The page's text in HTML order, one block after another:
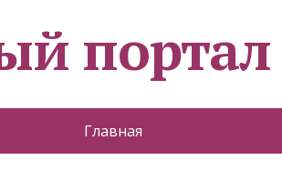
портал
Главная